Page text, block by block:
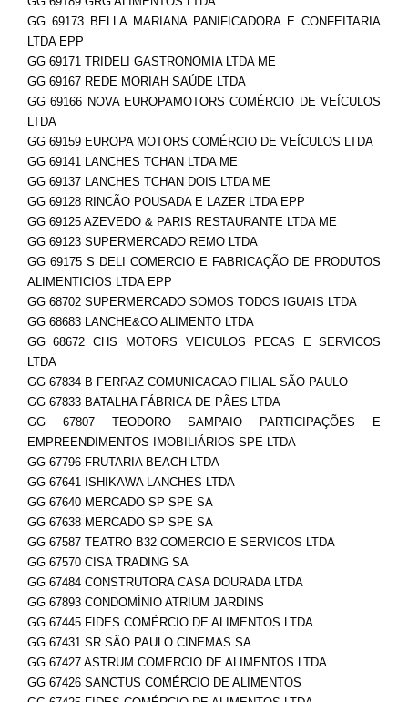
GG 69173 BELLA MARIANA PANIFICADORA E CONFEITARIA
LTDA EPP
GG 69171 TRIDELI GASTRONOMIA LTDA ME
GG 69167 REDE MORIAH SAÚDE LTDA
GG 69166 NOVA EUROPAMOTORS COMÉRCIO DE VEÍCULOS
LTDA
GG 69159 EUROPA MOTORS COMÉRCIO DE VEÍCULOS LTDA
GG 69141 LANCHES TCHAN LTDA ME
GG 69137 LANCHES TCHAN DOIS LTDA ME
GG 69128 RINCÃO POUSADA E LAZER LTDA EPP
GG 69125 AZEVEDO & PARIS RESTAURANTE LTDA ME
GG 69123 SUPERMERCADO REMO LTDA
GG 69175 S DELI COMERCIO E FABRICAÇÃO DE PRODUTOS
ALIMENTICIOS LTDA EPP
GG 68702 SUPERMERCADO SOMOS TODOS IGUAIS LTDA
GG 68683 LANCHE&CO ALIMENTO LTDA
GG 68672 CHS MOTORS VEICULOS PECAS E SERVICOS
LTDA
GG 67834 B FERRAZ COMUNICACAO FILIAL SÃO PAULO
GG 67833 BATALHA FÁBRICA DE PÃES LTDA
GG 67807 TEODORO SAMPAIO PARTICIPAÇÕES E
EMPREENDIMENTOS IMOBILIÁRIOS SPE LTDA
GG 67796 FRUTARIA BEACH LTDA
GG 67641 ISHIKAWA LANCHES LTDA
GG 67640 MERCADO SP SPE SA
GG 67638 MERCADO SP SPE SA
GG 67587 TEATRO B32 COMERCIO E SERVICOS LTDA
GG 67570 CISA TRADING SA
GG 67484 CONSTRUTORA CASA DOURADA LTDA
GG 67893 CONDOMÍNIO ATRIUM JARDINS
GG 67445 FIDES COMÉRCIO DE ALIMENTOS LTDA
GG 67431 SR SÃO PAULO CINEMAS SA
GG 67427 ASTRUM COMERCIO DE ALIMENTOS LTDA
GG 67426 SANCTUS COMÉRCIO DE ALIMENTOS